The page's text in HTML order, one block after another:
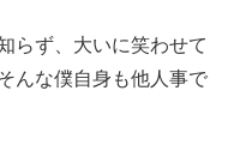
らず、大いに笑わせて
んな僕自身も他人事で